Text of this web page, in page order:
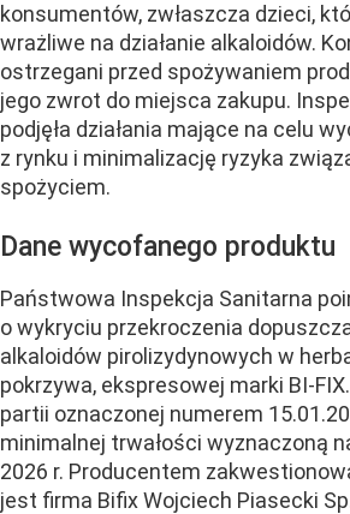
konsumentów, zwłaszcza dzieci,
wrażliwe na działanie alkaloidów.
ostrzegani przed spożywaniem
jego zwrot do miejsca zakupu.
podjęła działania mające na celu
z rynku i minimalizację ryzyka
spożyciem.
Dane wycofanego produktu
Państwowa Inspekcja Sanitarna
o wykryciu przekroczenia
alkaloidów pirolizydynowych w
pokrzywa, ekspresowej marki BI-
partii oznaczonej numerem
minimalnej trwałości wyznaczoną
2026 r. Producentem
jest firma Bifix Wojciech Piasecki